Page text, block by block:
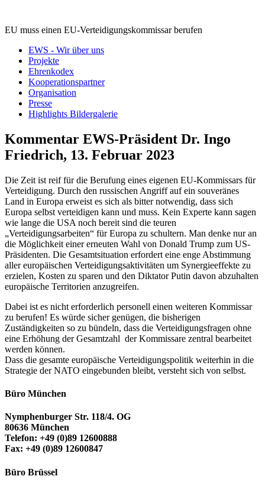
EU muss einen EU-Verteidigungskommissar berufen
EWS - Wir über uns
Projekte
Ehrenkodex
Kooperationspartner
Organisation
Presse
Highlights Bildergalerie
Kommentar EWS-Präsident Dr. Ingo
Friedrich, 13. Februar 2023
Die Zeit ist reif für die Berufung eines eigenen EU-Kommissars für
Verteidigung. Durch den russischen Angriff auf ein souveränes
Land in Europa erweist es sich als bitter notwendig, dass sich
Europa selbst verteidigen kann und muss. Kein Experte kann sagen
wie lange die USA noch bereit sind die teuren
„Verteidigungsarbeiten“ für Europa zu schultern. Man denke nur an
die Möglichkeit einer erneuten Wahl von Donald Trump zum US-
Präsidenten. Die Gesamtsituation erfordert eine enge Abstimmung
aller europäischen Verteidigungsaktivitäten um Synergieeffekte zu
erzielen, Kosten zu sparen und den Diktator Putin davon abzuhalten
europäische Territorien anzugreifen.
Dabei ist es nicht erforderlich personell einen weiteren Kommissar
zu berufen! Es würde sicher genügen, die bisherigen
Zuständigkeiten so zu bündeln, dass die Verteidigungsfragen ohne
eine Erhöhung der Gesamtzahl der Kommissare zentral bearbeitet
werden können.
Dass die gesamte europäische Verteidigungspolitik weiterhin in die
Strategie der NATO eingebunden bleibt, versteht sich von selbst.
Büro München
Nymphenburger Str. 118/4. OG
80636 München
Telefon: +49 (0)89 12600888
Fax: +49 (0)89 12600847
Büro Brüssel